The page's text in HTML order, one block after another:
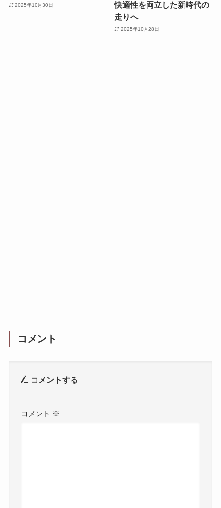
2025年10月30日
快適性を両立した新時代の
走りへ
2025年10月28日
コメント
コメントする
コメント ※